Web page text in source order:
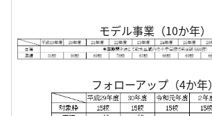
モデル事業（10か年）
フォローアップ（4か年）